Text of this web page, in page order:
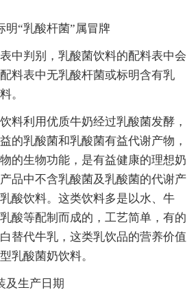
明“乳酸杆菌”属冒牌
中判别，乳酸菌饮料的配料表中会
料表中无乳酸杆菌或标明含有乳
。
料利用优质牛奶经过乳酸菌发酵，
的乳酸菌和乳酸菌有益代谢产物，
的生物功能，是有益健康的理想奶
品中不含乳酸菌及乳酸菌的代谢产
酸饮料。这类饮料多是以水、牛
酸等配制而成的，工艺简单，有的
替代牛乳，这类乳饮品的营养价值
乳酸菌奶饮料。
及生产日期